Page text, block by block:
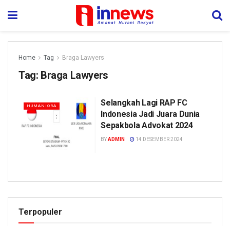
Home Tag Braga Lawyers
Tag: Braga Lawyers
HUMANIORA
Selangkah Lagi RAP FC
Indonesia Jadi Juara Dunia
Sepakbola Advokat 2024
BY ADMIN 14 DESEMBER 2024
Terpopuler